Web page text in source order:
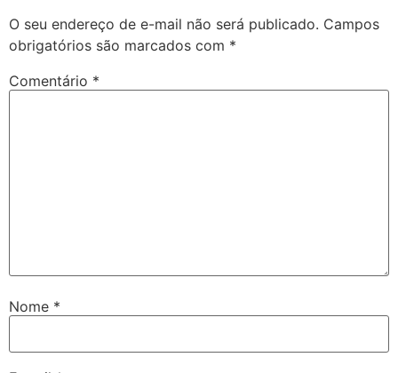
O seu endereço de e-mail não será publicado. Campos
obrigatórios são marcados com *
Comentário *
Nome *